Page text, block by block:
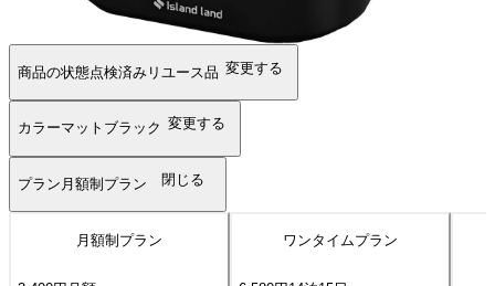
商品の状態点検済みリユース品 変更する
カラーマットブラック 変更する
プラン 月額制プラン 閉じる
月額制プラン ワンタイムプラン